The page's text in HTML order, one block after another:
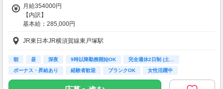
入社10年目／グループリーダー 年収550万円
【交通費】
一部支給
月給354000円
【内訳】
基本給；285,000円
職務手当；5,000円
処遇改善手当；19,000円
定額残業手当；40,000円
(残業の有無に関わらず16時間分として支給。
超過分は別途支給)
経験年数手当 別途5,000円
JR東日本JR横須賀線東戸塚駅
朝 昼 深夜 9時以降勤務開始OK
完全週休2日制 (土…
ボーナス・昇給あり
経験者歓迎 ブランクOK 女性活躍中